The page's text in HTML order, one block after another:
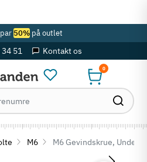
50%på outlet
51 Kontakt os
0
M6 M6 Gevindskrue,